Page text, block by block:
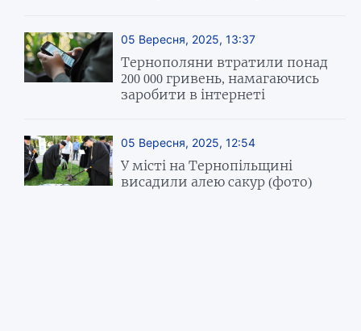
05 Вересня, 2025, 13:37
Тернополяни втратили понад
200 000 гривень, намагаючись
заробити в інтернеті
05 Вересня, 2025, 12:54
У місті на Тернопільщині
висадили алею сакур (фото)